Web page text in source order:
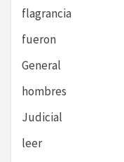
flagrancia
fueron
General
hombres
Judicial
leer